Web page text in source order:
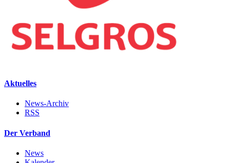
Aktuelles
News-Archiv
RSS
Der Verband
News